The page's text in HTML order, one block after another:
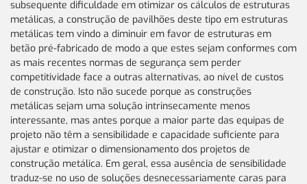
subsequente dificuldade em otimizar os cálculos de estruturas
metálicas, a construção de pavilhões deste tipo em estruturas
metálicas tem vindo a diminuir em favor de estruturas em
betão pré-fabricado de modo a que estes sejam conformes com
as mais recentes normas de segurança sem perder
competitividade face a outras alternativas, ao nível de custos
de construção. Isto não sucede porque as construções
metálicas sejam uma solução intrinsecamente menos
interessante, mas antes porque a maior parte das equipas de
projeto não têm a sensibilidade e capacidade suficiente para
ajustar e otimizar o dimensionamento dos projetos de
construção metálica. Em geral, essa ausência de sensibilidade
traduz-se no uso de soluções desnecessariamente caras para